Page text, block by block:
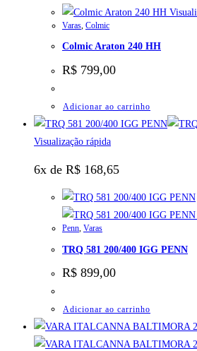
Varas Colmic
Colmic Araton 240 HH
R$ 799,00
Adicionar ao carrinho
Visualização rápida
6x de R$ 168,65
Penn, Varas
TRQ 581 200/400 IGG PENN
R$ 899,00
Adicionar ao carrinho